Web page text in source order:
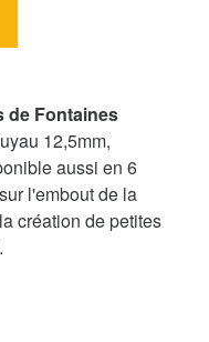
de Fontaines
12,5mm,
aussi en 6
l'embout de la
création de petites